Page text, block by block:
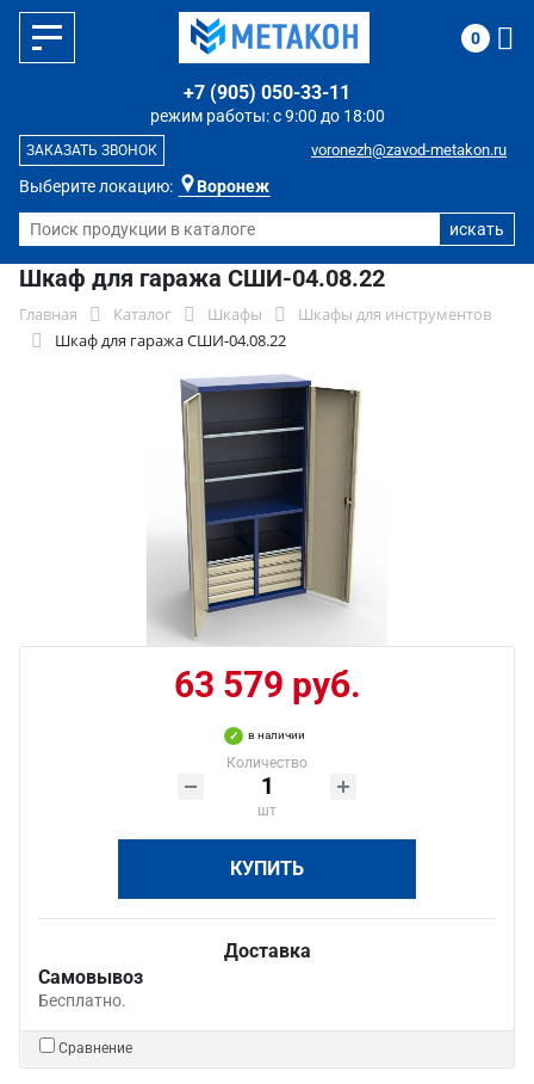
Выберите локацию: Воронеж
режим работы: с 9:00 до 18:00
+7 (905) 050-33-11
voronezh@zavod-metakon.ru
ЗАКАЗАТЬ ЗВОНОК
0
Шкаф для гаража СШИ-04.08.22
Главная Каталог Шкафы
Шкафы для инструментов
Шкаф для гаража СШИ-04.08.22
63 579 руб.
в наличии
Количество
шт
КУПИТЬ
Доставка
Самовывоз
Бесплатно.
Сравнение